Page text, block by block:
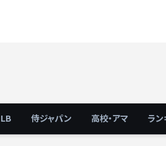
侍ジャパン 高校・アマ ラン